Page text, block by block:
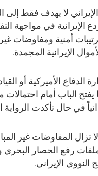
الإيراني لا يهدف فقط
الإيرانية في مواجهة
أمنية ومفاوضات
الإيرانية المجمدة.
الدفاع الأميركية أو
الباب أمام احتمالات
في حال تأكدت الرواية
لا تزال المفاوضات غير
رفع الحصار البحري
النووي الإيراني.